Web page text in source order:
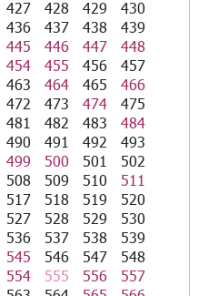
427 428 429
430
436 437 438
439
445 446 447
448
454 455 456
457
463 464 465
466
472 473 474
475
481 482 483
484
490 491 492
493
499 500 501
502
508 509 510
511
517 518 519
520
527 528 529
530
536 537 538
539
545 546 547
548
554 555 556
557